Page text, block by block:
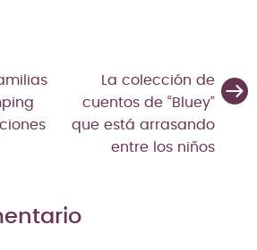
La colección de
cuentos de “Bluey”
que está arrasando
entre los niños